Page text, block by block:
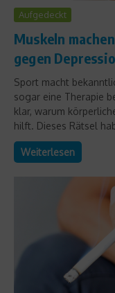
Aufgedeckt
Muskeln
gegen
Sport macht
sogar eine Therapie
klar, warum
hilft. Dieses Rätsel
Weiterlesen